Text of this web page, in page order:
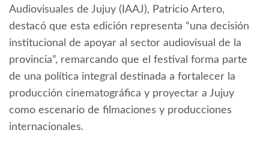
Audiovisuales de Jujuy (IAAJ), Patricio Artero,
destacó que esta edición representa “una decisión
institucional de apoyar al sector audiovisual de la
provincia”, remarcando que el festival forma parte
de una política integral destinada a fortalecer la
producción cinematográfica y proyectar a Jujuy
como escenario de filmaciones y producciones
internacionales.